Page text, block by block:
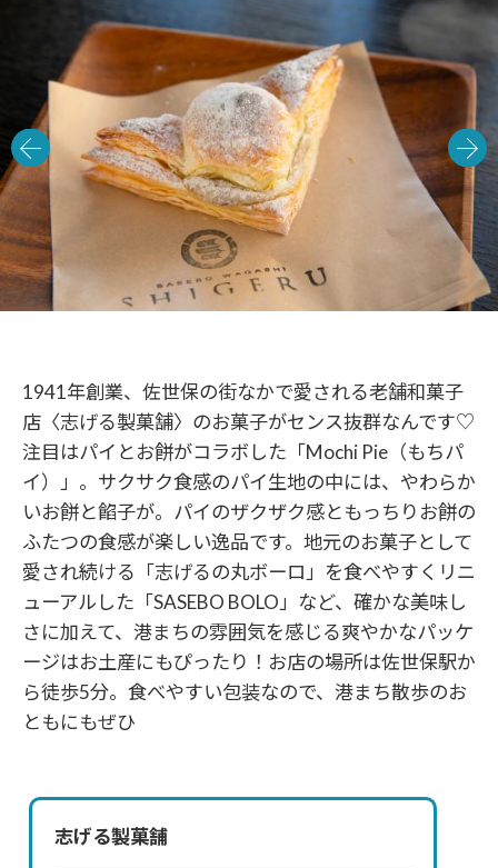
1941年創業、佐世保の街なかで愛される老舗和菓子
店〈志げる製菓舗〉のお菓子がセンス抜群なんです♡
注目はパイとお餅がコラボした「Mochi Pie（もちパ
イ）」。サクサク食感のパイ生地の中には、やわらか
いお餅と餡子が。パイのザクザク感ともっちりお餅の
ふたつの食感が楽しい逸品です。地元のお菓子として
愛され続ける「志げるの丸ボーロ」を食べやすくリニ
ューアルした「SASEBO BOLO」など、確かな美味し
さに加えて、港まちの雰囲気を感じる爽やかなパッケ
ージはお土産にもぴったり！お店の場所は佐世保駅か
ら徒歩5分。食べやすい包装なので、港まち散歩のお
ともにもぜひ
志げる製菓舗